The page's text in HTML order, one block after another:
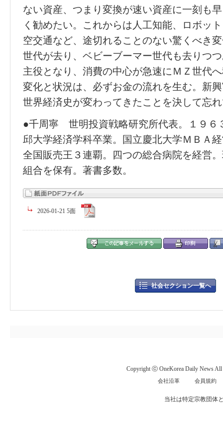
ない資産、つまり変換が速い資産に一刻も
く勧めたい。これからは人工知能、ロボッ
空交通など、途切れることのない驚くべき
世代が去り、ベビーブーマー世代も去りつ
主役となり、消費の中心が急速にＭＺ世代
変化と状況は、必ずお金の流れを生む。新
世界経済史が変わってきたことを決して忘
●千周寧 世明投資戦略研究所代表。１９６
邱大学経済学科卒業。国立慶北大学ＭＢＡ
全国販売王３連覇。四つの総合病院を経営
組合を保有。著書多数。
2026-01-21 5面
社会セクション一覧へ
Copyright ⓒ OneKorea Daily News All
会社沿革 会員規約
当社は特定宗教団体